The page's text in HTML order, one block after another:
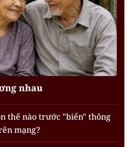
nhau
thế nào trước "biển" thông
mạng?